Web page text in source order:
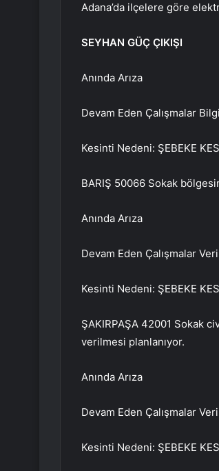
Adana’da ilçelere göre
SEYHAN GÜÇ ÇIKIŞI
Anında Arıza
Devam Eden Çalışmalar
Kesinti Nedeni: ŞEBEKE
BARIŞ 50066 Sokak
Anında Arıza
Devam Eden Çalışmalar
Kesinti Nedeni: ŞEBEKE
ŞAKIRPAŞA 42001 Sokak
verilmesi planlanıyor.
Anında Arıza
Devam Eden Çalışmalar
Kesinti Nedeni: ŞEBEKE